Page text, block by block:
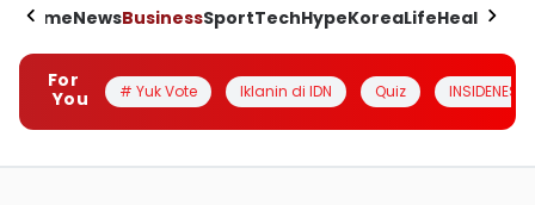
HomeNewsBusinessSportTechHypeKoreaLifeHealth
For
You
# Yuk Vote Iklanin di IDN Quiz INSIDENESIA